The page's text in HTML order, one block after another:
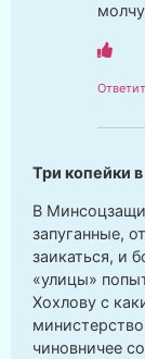
Три копейки
В
запуганные,
заикаться, и
«улицы»
Хохлову с
чиновничее